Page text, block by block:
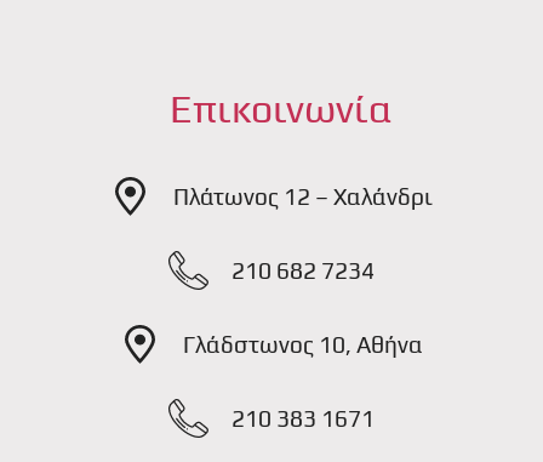
Επικοινωνία
Πλάτωνος 12 – Χαλάνδρι
210 682 7234
Γλάδστωνος 10, Αθήνα
210 383 1671